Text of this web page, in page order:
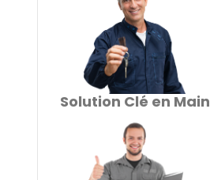
Solution Clé en Main